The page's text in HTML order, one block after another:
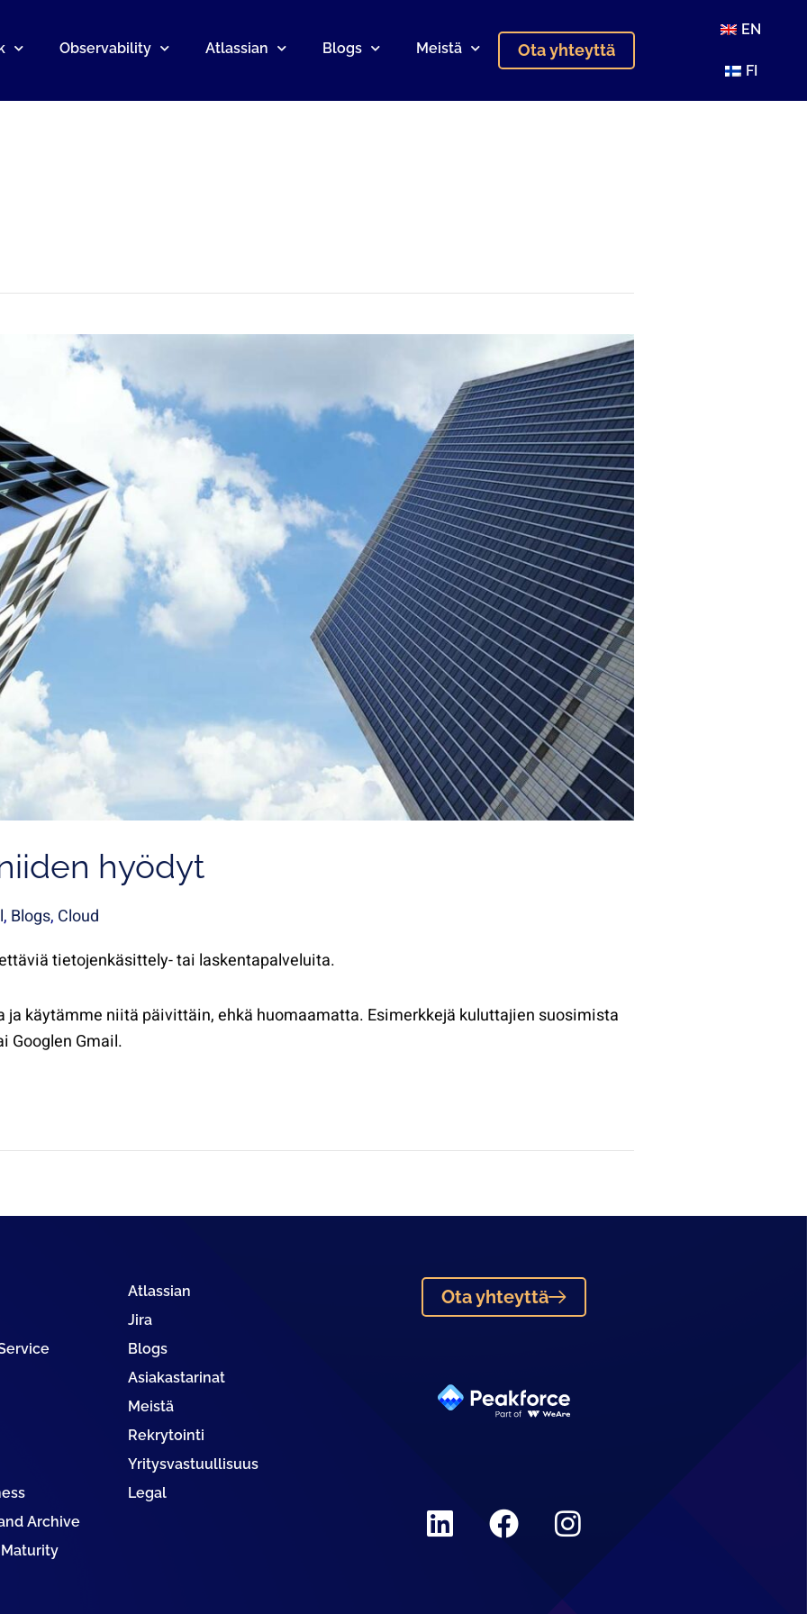
Observability Atlassian Blogs Meistä Ota yhteyttä
EN
FI
hyödyt
, Blogs, Cloud
tietojenkäsittely- tai laskentapalveluita.
ja käytämme niitä päivittäin, ehkä huomaamatta. Esimerkkejä kuluttajien suosimista
Googlen Gmail.
Archive
Atlassian
Jira
Blogs
Asiakastarinat
Meistä
Rekrytointi
Yritysvastuullisuus
Legal
Ota yhteyttä
LinkedinFacebookInstagram